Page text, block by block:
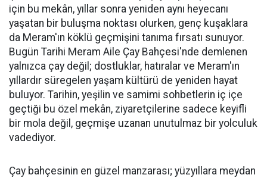
için bu mekân, yıllar sonra yeniden aynı heyecanı
yaşatan bir buluşma noktası olurken, genç kuşaklara
da Meram'ın köklü geçmişini tanıma fırsatı sunuyor.
Bugün Tarihi Meram Aile Çay Bahçesi'nde demlenen
yalnızca çay değil; dostluklar, hatıralar ve Meram'ın
yıllardır süregelen yaşam kültürü de yeniden hayat
buluyor. Tarihin, yeşilin ve samimi sohbetlerin iç içe
geçtiği bu özel mekân, ziyaretçilerine sadece keyifli
bir mola değil, geçmişe uzanan unutulmaz bir yolculuk
vadediyor.
Çay bahçesinin en güzel manzarası; yüzyıllara meydan